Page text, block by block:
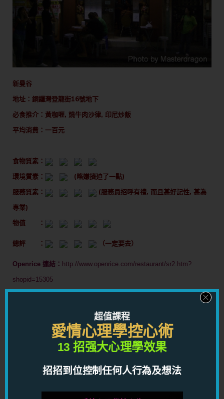
新曼谷
地址：銅鑼灣登龍街16號地下
必食推介：黃咖喱, 燒牛肉沙律, 印尼炒飯
平均消費：一百元
食物質素：
環境質素：
(略嫌擠迫了一點)
服務質素：
(服務員招呼有禮, 而且甚好記性, 甚為
專業)
物值 ：
總評 ： （一定要去）
Openrice 連結： http://www.openrice.com/restaurant/sr2.htm?
shopid=15305
無太極：一生不去
一個太極：被迫才去
三個太極：可以一去
超值課程
愛情心理學控心術
13 招强大心理學效果
招招到位控制任何人行為及想法